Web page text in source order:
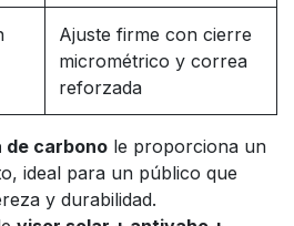
Ajuste firme con cierre
micrométrico y correa
reforzada
de carbono le proporciona un
ideal para un público que
y durabilidad.